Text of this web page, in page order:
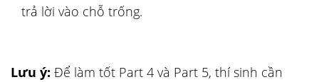
trả lời vào chỗ trống.
Lưu ý: Để làm tốt Part 4 và Part 5, thí sinh cần